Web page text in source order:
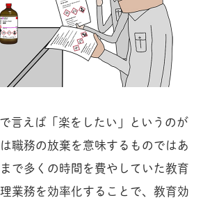
言えば「楽をしたい」というのが
職務の放棄を意味するものではあ
で多くの時間を費やしていた教育
業務を効率化することで、教育効